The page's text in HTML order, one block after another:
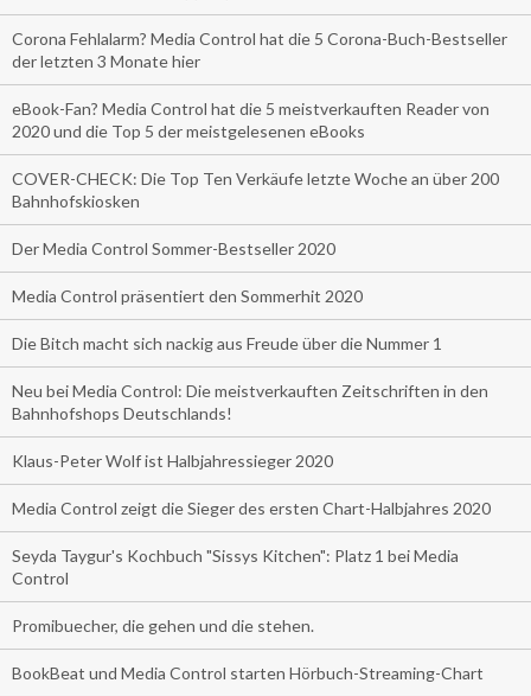
Corona Fehlalarm? Media Control hat die 5 Corona-Buch-Bestseller
der letzten 3 Monate hier
eBook-Fan? Media Control hat die 5 meistverkauften Reader von
2020 und die Top 5 der meistgelesenen eBooks
COVER-CHECK: Die Top Ten Verkäufe letzte Woche an über 200
Bahnhofskiosken
Der Media Control Sommer-Bestseller 2020
Media Control präsentiert den Sommerhit 2020
Die Bitch macht sich nackig aus Freude über die Nummer 1
Neu bei Media Control: Die meistverkauften Zeitschriften in den
Bahnhofshops Deutschlands!
Klaus-Peter Wolf ist Halbjahressieger 2020
Media Control zeigt die Sieger des ersten Chart-Halbjahres 2020
Seyda Taygur's Kochbuch "Sissys Kitchen": Platz 1 bei Media
Control
Promibuecher, die gehen und die stehen.
BookBeat und Media Control starten Hörbuch-Streaming-Chart